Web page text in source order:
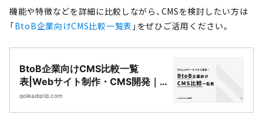
機能や特徴などを詳細に比較しながら、CMSを検討したい方は
「BtoB企業向けCMS比較一覧表 」をぜひご活用ください。
BtoB企業向けCMS比較一覧
表|Webサイト制作・CMS開発｜
LeadGrid
goleadgrid.com